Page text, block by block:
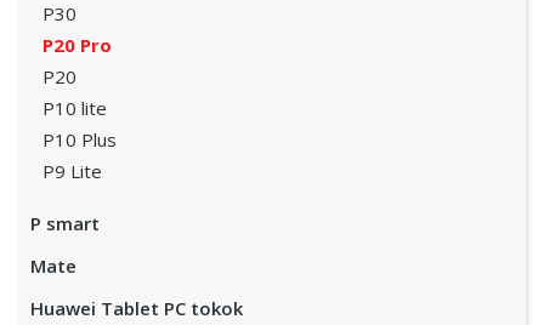
P30
P20 Pro
P20
P10 lite
P10 Plus
P9 Lite
P smart
Mate
Huawei Tablet PC tokok